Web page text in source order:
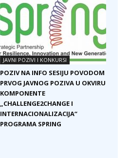
JAVNI POZIVI I KONKURSI
POZIV NA INFO SESIJU POVODOM
PRVOG JAVNOG POZIVA U OKVIRU
KOMPONENTE
„CHALLENGE2CHANGE I
INTERNACIONALIZACIJA“
PROGRAMA SPRING